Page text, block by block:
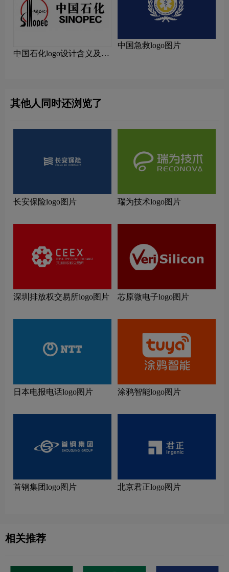
中国石化logo设计含义及设
中国急救logo图片
其他人同时还浏览了
长安保险logo图片 瑞为技术logo图片
深圳排放权交易所logo图片 芯原微电子logo图片
日本电报电话logo图片 涂鸦智能logo图片
首钢集团logo图片 北京君正logo图片
相关推荐